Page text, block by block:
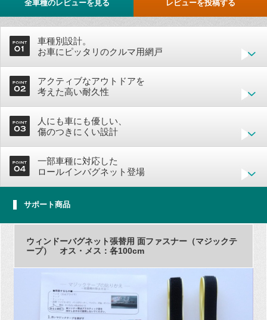
全車種のレビューを見る レビューを投稿する
車種別設計。
お車にピッタリのクルマ用網戸
アクティブなアウトドアを
考えた高い耐久性
人にも車にも優しい、
傷のつきにくい設計
一部車種に対応した
ロールインバグネット登場
サポート商品
ウィンドーバグネット張替用 面ファスナー（マジックテ
ープ） オス・メス：各100cm